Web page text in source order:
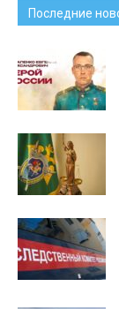
Последние